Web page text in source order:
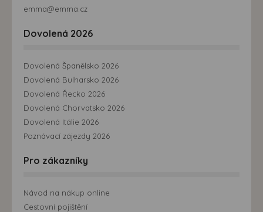
emma@emma.cz
Dovolená 2026
Dovolená Španělsko 2026
Dovolená Bulharsko 2026
Dovolená Řecko 2026
Dovolená Chorvatsko 2026
Dovolená Itálie 2026
Poznávací zájezdy 2026
Pro zákazníky
Návod na nákup online
Cestovní pojištění